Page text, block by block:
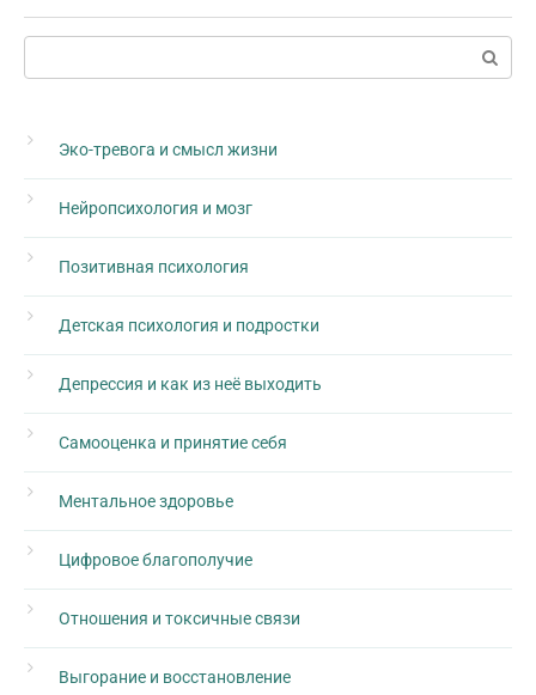
Эко-тревога и смысл жизни
Нейропсихология и мозг
Позитивная психология
Детская психология и подростки
Депрессия и как из неё выходить
Самооценка и принятие себя
Ментальное здоровье
Цифровое благополучие
Отношения и токсичные связи
Выгорание и восстановление